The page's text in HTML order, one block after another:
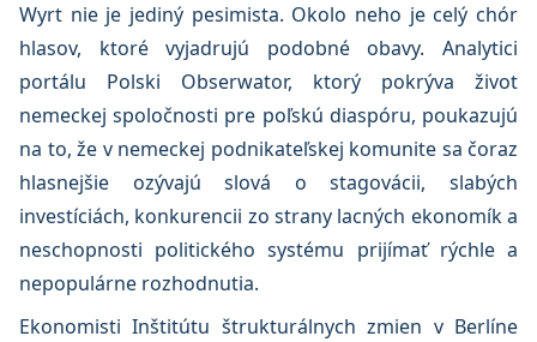
Wyrt nie je jediný pesimista. Okolo neho je celý chór
hlasov, ktoré vyjadrujú podobné obavy. Analytici
portálu Polski Obserwator, ktorý pokrýva život
nemeckej spoločnosti pre poľskú diaspóru, poukazujú
na to, že v nemeckej podnikateľskej komunite sa čoraz
hlasnejšie ozývajú slová o stagovácii, slabých
investíciách, konkurencii zo strany lacných ekonomík a
neschopnosti politického systému prijímať rýchle a
nepopulárne rozhodnutia.
Ekonomisti Inštitútu štrukturálnych zmien v Berlíne